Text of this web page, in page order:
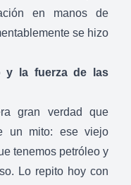
en manos de
se hizo
y la fuerza de las
gran verdad que
un mito: ese viejo
tenemos petróleo y
Lo repito hoy con